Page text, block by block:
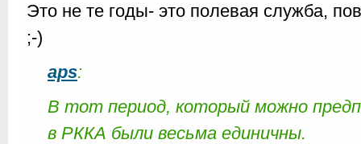
Это не те годы- это полевая служба,
;-)
aps:
В тот период, который можно
в РККА были весьма единичны.